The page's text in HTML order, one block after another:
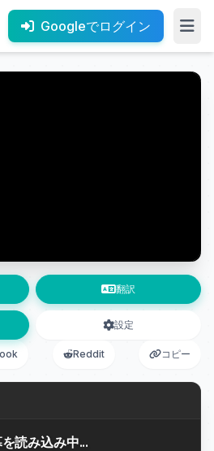
Googleでログイン
翻訳
設定
Reddit コピー
読み込み中...